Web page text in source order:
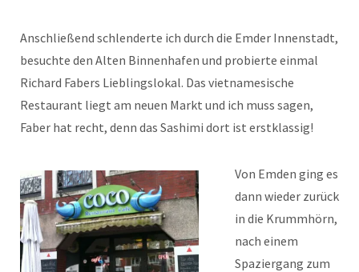
Anschließend schlenderte ich durch die Emder Innenstadt,
besuchte den Alten Binnenhafen und probierte einmal
Richard Fabers Lieblingslokal. Das vietnamesische
Restaurant liegt am neuen Markt und ich muss sagen,
Faber hat recht, denn das Sashimi dort ist erstklassig!
Von Emden ging es
dann wieder zurück
in die Krummhörn,
nach einem
Spaziergang zum